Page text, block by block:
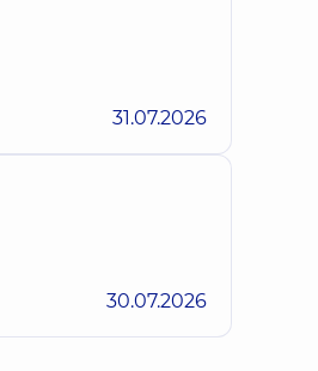
31.07.2026
30.07.2026